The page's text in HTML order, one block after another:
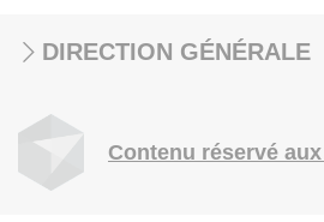
DIRECTION GÉNÉRALE
Contenu réservé